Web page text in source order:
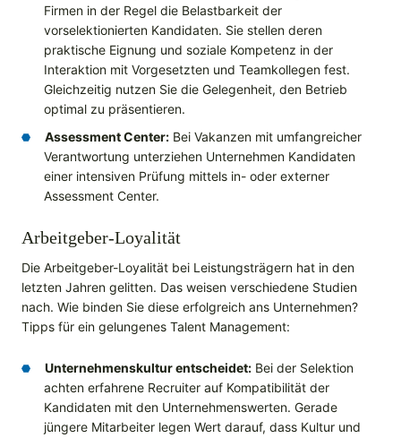
Firmen in der Regel die Belastbarkeit der
vorselektionierten Kandidaten. Sie stellen deren
praktische Eignung und soziale Kompetenz in der
Interaktion mit Vorgesetzten und Teamkollegen fest.
Gleichzeitig nutzen Sie die Gelegenheit, den Betrieb
optimal zu präsentieren.
Assessment Center: Bei Vakanzen mit umfangreicher
Verantwortung unterziehen Unternehmen Kandidaten
einer intensiven Prüfung mittels in- oder externer
Assessment Center.
Arbeitgeber-Loyalität
Die Arbeitgeber-Loyalität bei Leistungsträgern hat in den
letzten Jahren gelitten. Das weisen verschiedene Studien
nach. Wie binden Sie diese erfolgreich ans Unternehmen?
Tipps für ein gelungenes Talent Management:
Unternehmenskultur entscheidet: Bei der Selektion
achten erfahrene Recruiter auf Kompatibilität der
Kandidaten mit den Unternehmenswerten. Gerade
jüngere Mitarbeiter legen Wert darauf, dass Kultur und